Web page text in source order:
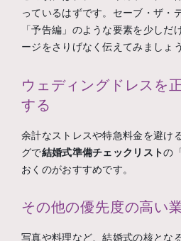
っているはずです。セーブ・ザ・
「予告編」のような要素を少しだ
ージをさりげなく伝えてみましょう
ウェディングドレスを
する
余計なストレスや特急料金を避け
グで結婚式準備チェックリストの
おくのがおすすめです。
その他の優先度の高い
写真や料理など、結婚式の核とな